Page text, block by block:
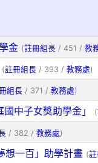
金 (註冊組長/ 451 / 教
(註冊組長/ 393 / 教務處)
組長/ 371 / 教務處)
中子女獎助學金」 (
/ 382 / 教務處)
想一百」助學計畫 (